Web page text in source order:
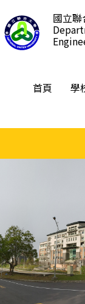
到
主
要
國立
首頁 學